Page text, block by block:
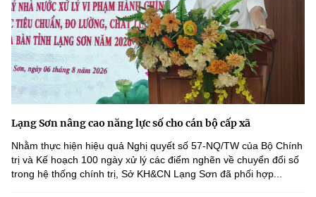
Lạng Sơn nâng cao năng lực số cho cán bộ cấp xã
Nhằm thực hiện hiệu quả Nghị quyết số 57-NQ/TW của Bộ Chính
trị và Kế hoạch 100 ngày xử lý các điểm nghẽn về chuyển đổi số
trong hệ thống chính trị, Sở KH&CN Lạng Sơn đã phối hợp...